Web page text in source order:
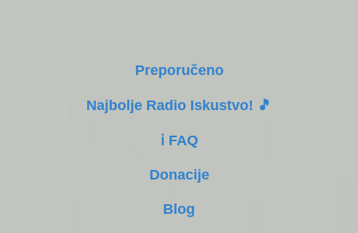
Preporučeno
Najbolje Radio Iskustvo! 🎵
ℹ️ FAQ
Donacije
Blog